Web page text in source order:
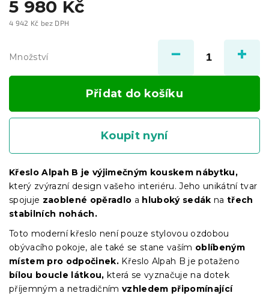
5 980 Kč
4 942 Kč bez DPH
Množství
Přidat do košíku
Koupit nyní
Křeslo Alpah B je výjimečným kouskem nábytku,
který zvýrazní design vašeho interiéru. Jeho unikátní tvar
spojuje zaoblené opěradlo a hluboký sedák natřech
stabilních nohách.
Toto moderní křeslo není pouze stylovou ozdobou
obývacího pokoje, ale také se stane vaším oblíbeným
místem pro odpočinek. Křeslo Alpah B je potaženo
bílou boucle látkou, která se vyznačuje na dotek
příjemným a netradičním vzhledem připomínající